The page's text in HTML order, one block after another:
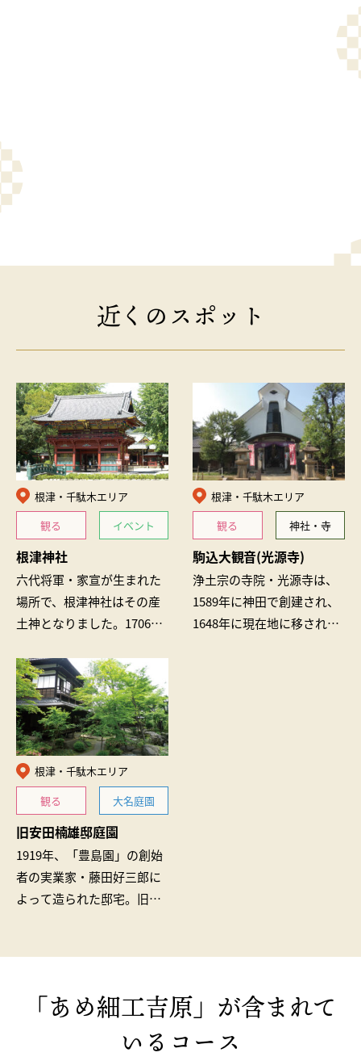
近くのスポット
根津・千駄木エリア
観る
イベント
根津神社
六代将軍・家宣が生まれた
場所で、根津神社はその産
土神となりました。1706年
て、この地に社殿が造営さ
れました。見事な権現造り
の本殿、拝殿、…
根津・千駄木エリア
観る
神社・寺
駒込大観音(光源寺)
浄土宗の寺院・光源寺は、
1589年に神田で創建され、
1648年に現在地に移されま
根津・千駄木エリア
観る
大名庭園
旧安田楠雄邸庭園
1919年、「豊島園」の創始
者の実業家・藤田好三郎に
よって造られた邸宅。旧安
「あめ細工吉原」が含まれて
いるコース